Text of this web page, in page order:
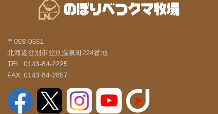
〒059-0551
北海道登別市登別温泉町224番地
TEL: 0143-84-2225
FAX: 0143-84-2857